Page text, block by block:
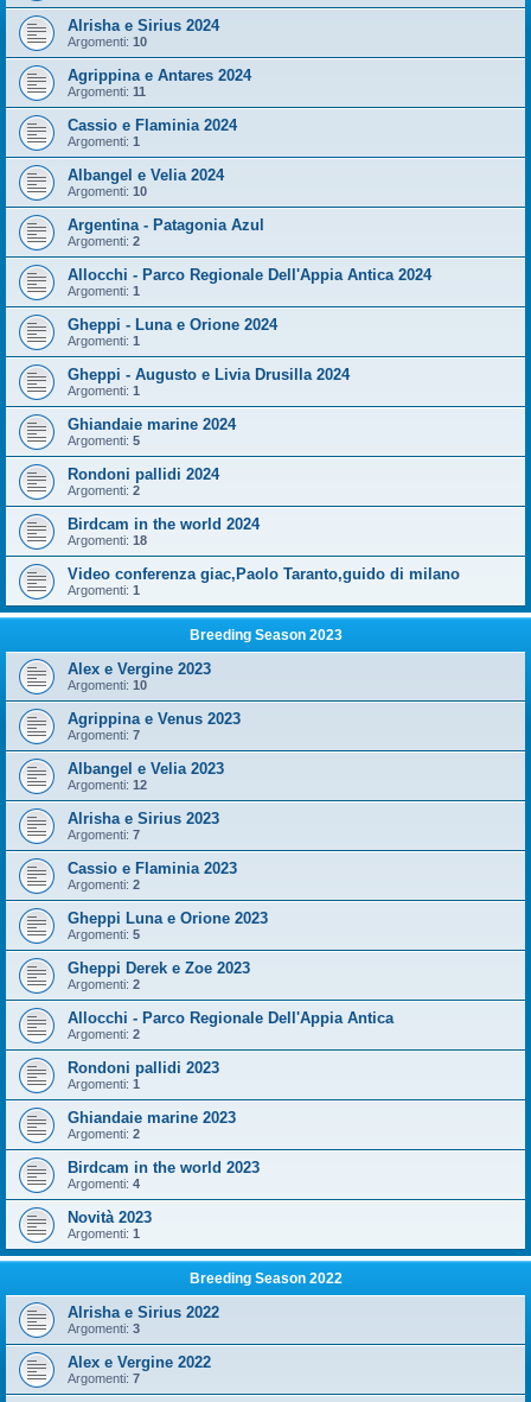
Alrisha e Sirius 2024
Argomenti: 10
Agrippina e Antares 2024
Argomenti: 11
Cassio e Flaminia 2024
Argomenti: 1
Albangel e Velia 2024
Argomenti: 10
Argentina - Patagonia Azul
Argomenti: 2
Allocchi - Parco Regionale Dell'Appia Antica 2024
Argomenti: 1
Gheppi - Luna e Orione 2024
Argomenti: 1
Gheppi - Augusto e Livia Drusilla 2024
Argomenti: 1
Ghiandaie marine 2024
Argomenti: 5
Rondoni pallidi 2024
Argomenti: 2
Birdcam in the world 2024
Argomenti: 18
Video conferenza giac,Paolo Taranto,guido di milano
Argomenti: 1
Breeding Season 2023
Alex e Vergine 2023
Argomenti: 10
Agrippina e Venus 2023
Argomenti: 7
Albangel e Velia 2023
Argomenti: 12
Alrisha e Sirius 2023
Argomenti: 7
Cassio e Flaminia 2023
Argomenti: 2
Gheppi Luna e Orione 2023
Argomenti: 5
Gheppi Derek e Zoe 2023
Argomenti: 2
Allocchi - Parco Regionale Dell'Appia Antica
Argomenti: 2
Rondoni pallidi 2023
Argomenti: 1
Ghiandaie marine 2023
Argomenti: 2
Birdcam in the world 2023
Argomenti: 4
Novità 2023
Argomenti: 1
Breeding Season 2022
Alrisha e Sirius 2022
Argomenti: 3
Alex e Vergine 2022
Argomenti: 7